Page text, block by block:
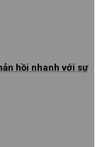
hồi nhanh với sự